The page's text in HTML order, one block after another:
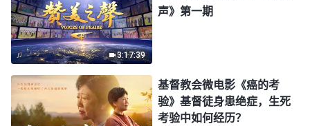
3:17:39
声》第一期
基督教会微电影《癌的考
验》基督徒身患绝症，生死
考验中如何经历？